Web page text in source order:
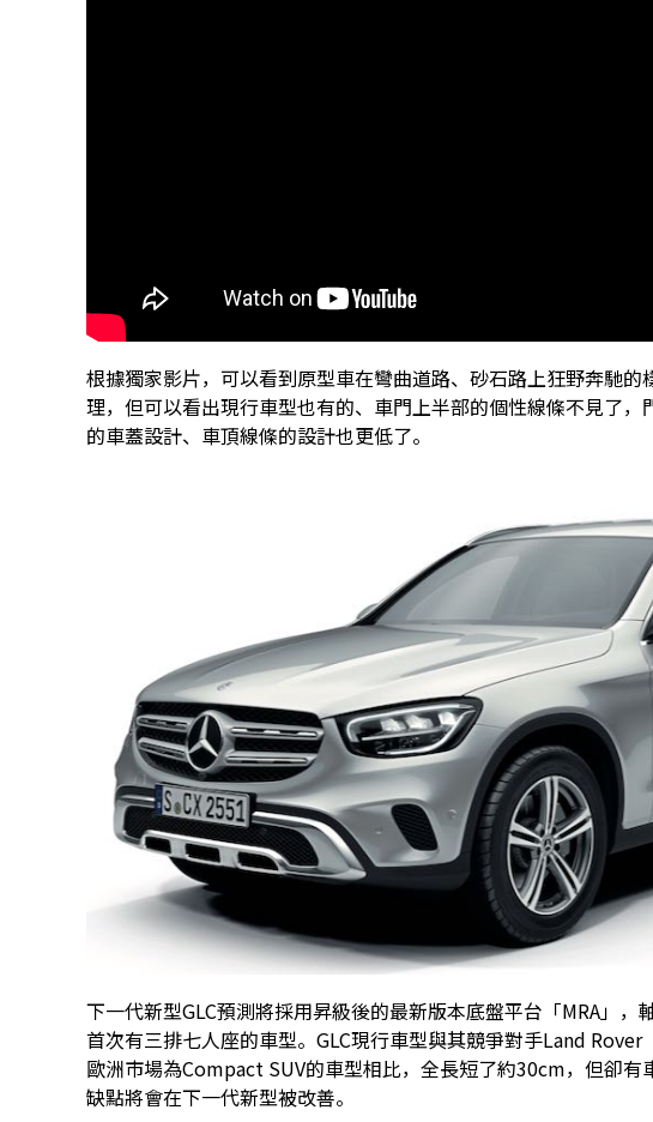
根據獨家影片，可以看到原型車在彎曲道路、砂石路上狂野奔馳
理，但可以看出現行車型也有的、車門上半部的個性線條不見了
的車蓋設計、車頂線條的設計也更低了。
下一代新型GLC預測將採用昇級後的最新版本底盤平台「MRA」，
首次有三排七人座的車型。GLC現行車型與其競爭對手Land Rover
歐洲市場為Compact SUV的車型相比，全長短了約30cm，但卻
缺點將會在下一代新型被改善。